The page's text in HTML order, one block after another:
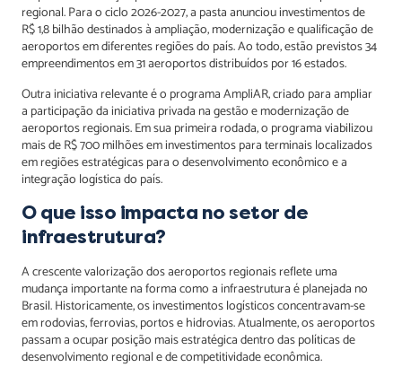
regional. Para o ciclo 2026-2027, a pasta anunciou investimentos de
R$ 1,8 bilhão destinados à ampliação, modernização e qualificação de
aeroportos em diferentes regiões do país. Ao todo, estão previstos 34
empreendimentos em 31 aeroportos distribuídos por 16 estados.
Outra iniciativa relevante é o programa AmpliAR, criado para ampliar
a participação da iniciativa privada na gestão e modernização de
aeroportos regionais. Em sua primeira rodada, o programa viabilizou
mais de R$ 700 milhões em investimentos para terminais localizados
em regiões estratégicas para o desenvolvimento econômico e a
integração logística do país.
O que isso impacta no setor de
infraestrutura?
A crescente valorização dos aeroportos regionais reflete uma
mudança importante na forma como a infraestrutura é planejada no
Brasil. Historicamente, os investimentos logísticos concentravam-se
em rodovias, ferrovias, portos e hidrovias. Atualmente, os aeroportos
passam a ocupar posição mais estratégica dentro das políticas de
desenvolvimento regional e de competitividade econômica.